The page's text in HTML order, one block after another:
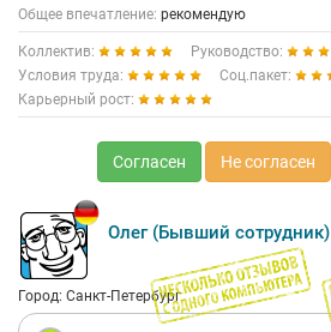
Общее впечатление: рекомендую
Коллектив:
Руководство:
Условия труда:
Соц.пакет:
Карьерный рост:
Согласен Не согласен
Олег (Бывший сотрудник)
Город: Санкт-Петербург